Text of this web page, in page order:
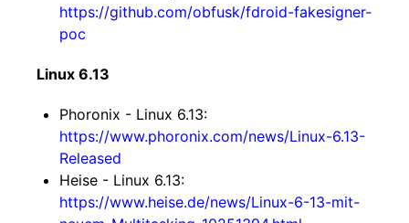
https://github.com/obfusk/fdroid-fakesigner-
poc
Linux 6.13
Phoronix - Linux 6.13:
https://www.phoronix.com/news/Linux-6.13-
Released
Heise - Linux 6.13:
https://www.heise.de/news/Linux-6-13-mit-